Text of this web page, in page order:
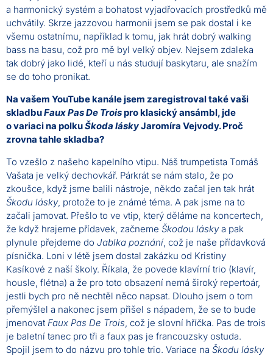
a harmonický systém a bohatost vyjadřovacích prostředků mě
uchvátily. Skrze jazzovou harmonii jsem se pak dostal i ke
všemu ostatnímu, například k tomu, jak hrát dobrý walking
bass na basu, což pro mě byl velký objev. Nejsem zdaleka
tak dobrý jako lidé, kteří u nás studují baskytaru, ale snažím
se do toho pronikat.
Na vašem YouTube kanále jsem zaregistroval také vaši
skladbuFaux Pas De Troispro klasický ansámbl, jde
o variaci na polkuŠkoda láskyJaromíra Vejvody. Proč
zrovna tahle skladba?
To vzešlo z našeho kapelního vtipu. Náš trumpetista Tomáš
Vašata je velký dechovkář. Párkrát se nám stalo, že po
zkoušce, když jsme balili nástroje, někdo začal jen tak hrát
Škodu lásky, protože to je známé téma. A pak jsme na to
začali jamovat. Přešlo to ve vtip, který děláme na koncertech,
že když hrajeme přídavek, začneme Škodou láskya pak
plynule přejdeme do Jablka poznání, což je naše přídavková
písnička. Loni v létě jsem dostal zakázku od Kristiny
Kasíkové z naší školy. Říkala, že povede klavírní trio (klavír,
housle, flétna) a že pro toto obsazení nemá široký repertoár,
jestli bych pro ně nechtěl něco napsat. Dlouho jsem o tom
přemýšlel a nakonec jsem přišel s nápadem, že se to bude
jmenovat Faux Pas De Trois , což je slovní hříčka. Pas de trois
je baletní tanec pro tři a faux pas je francouzsky ostuda.
Spojil jsem to do názvu pro tohle trio. Variace na Škodu lásky